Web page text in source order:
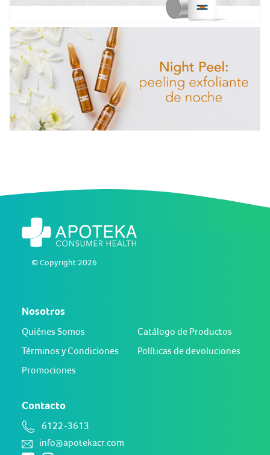
© Copyright 2026
Nosotros
Quiénes Somos
Catálogo de Productos
Términos y Condiciones
Políticas de devoluciones
Promociones
Contacto
6122-3613
info@apotekacr.com